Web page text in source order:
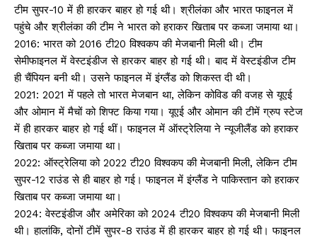
टीम सुपर-10 में ही हारकर बाहर हो गई थी। श्रीलंका और भारत फाइनल में
पहुंचे और श्रीलंका की टीम ने भारत को हराकर खिताब पर कब्जा जमाया था।
2016: भारत को 2016 टी20 विश्वकप की मेजबानी मिली थी। टीम
सेमीफाइनल में वेस्टइंडीज से हारकर बाहर हो गई थी। बाद में वेस्टइंडीज टीम
ही चैंपियन बनी थी। उसने फाइनल में इंग्लैंड को शिकस्त दी थी।
2021: 2021 में पहले तो भारत मेजबान था, लेकिन कोविड की वजह से यूएई
और ओमान में मैचों को शिफ्ट किया गया। यूएई और ओमान की टीमें ग्रुप स्टेज
में ही हारकर बाहर हो गई थीं। फाइनल में ऑस्ट्रेलिया ने न्यूजीलैंड को हराकर
खिताब पर कब्जा जमाया था।
2022: ऑस्ट्रेलिया को 2022 टी20 विश्वकप की मेजबानी मिली, लेकिन टीम
सुपर-12 राउंड से ही बाहर हो गई। फाइनल में इंग्लैंड ने पाकिस्तान को हराकर
खिताब पर कब्जा जमाया था।
2024: वेस्टइंडीज और अमेरिका को 2024 टी20 विश्वकप की मेजबानी मिली
थी। हालांकि, दोनों टीमें सुपर-8 राउंड में ही हारकर बाहर हो गई थी। फाइनल